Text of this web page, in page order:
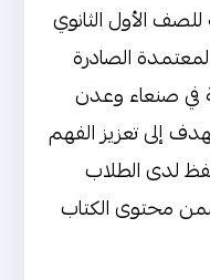
الأول الثانوي
الصادرة
في صنعاء وعدن
2025-2026م، ويهدف إلى تعزيز الفهم
لدى الطلاب
محتوى الكتاب